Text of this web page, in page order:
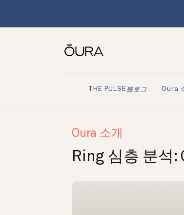
THE PULSE 블로그 Oura
Oura 소개
Ring 심층 분석: